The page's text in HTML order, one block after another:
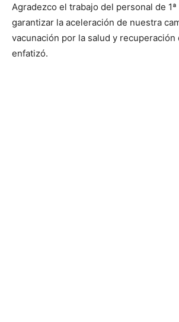
Agradezco el trabajo del personal de
garantizar la aceleración de nuestra
vacunación por la salud y recuperación
enfatizó.